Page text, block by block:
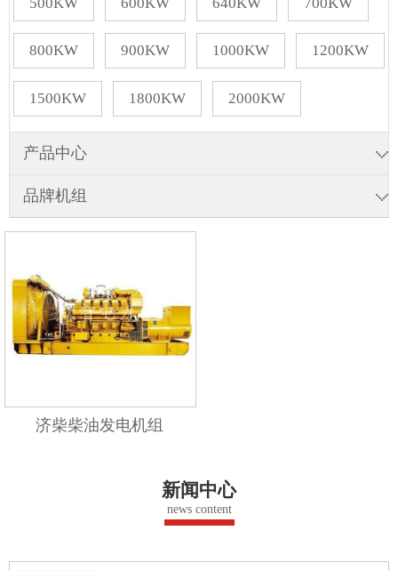
800KW 900KW 1000KW 1200KW
1500KW 1800KW 2000KW
产品中心
品牌机组
济柴柴油发电机组
新闻中心
news content